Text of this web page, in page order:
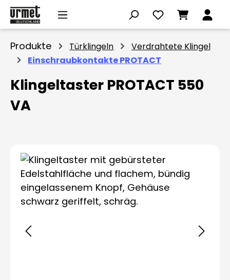
Zum Hauptinhalt springen
Produkte Türklingeln
Verdrahtete Klingel
Einschraubkontakte PROTACT
Klingeltaster PROTACT 550
VA
Bildergalerie überspringen